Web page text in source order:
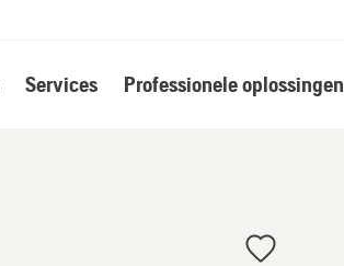
Services Professionele oplossingen